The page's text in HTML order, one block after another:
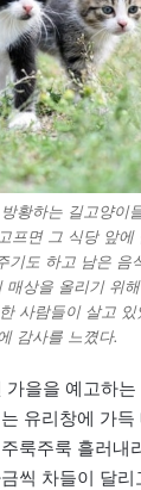
황하는 길고양이
프면 그 식당 앞
기도 하고 남은 음
상을 올리기 위
사람들이 살고
감사를 느꼈다.
을을 예고하
유리창에 가
룩주룩 흘러내
씩 차들이 달